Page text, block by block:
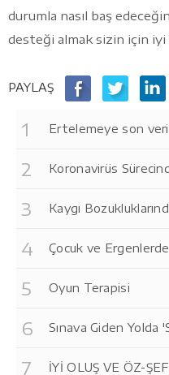
durumla nasıl baş
desteği almak sizin için iyi
PAYLAŞ
Ertelemeye son
Koronavirüs
Kaygı
Çocuk ve
Oyun Terapisi
Sınava Giden Yolda
İYİ OLUŞ VE ÖZ-